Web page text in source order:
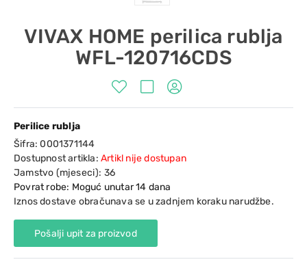
VIVAX HOME perilica rublja
WFL-120716CDS
Perilice rublja
Šifra:0001371144
Dostupnost artikla: Artikl nije dostupan
Jamstvo (mjeseci): 36
Povrat robe: Moguć unutar 14 dana
Iznos dostave obračunava se u zadnjem koraku narudžbe.
Pošalji upit za proizvod